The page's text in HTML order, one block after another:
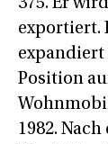
exportiert.
Position
1982.